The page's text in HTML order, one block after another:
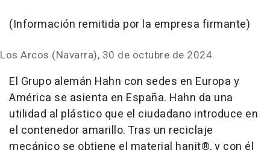
(Información remitida por la empresa firmante)
Los Arcos (Navarra), 30 de octubre de 2024.
El Grupo alemán Hahn con sedes en Europa y
América se asienta en España. Hahn da una
utilidad al plástico que el ciudadano introduce en
el contenedor amarillo. Tras un reciclaje